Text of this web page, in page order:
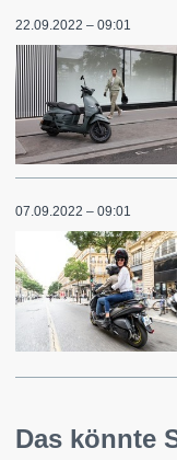
22.09.2022 – 09:01
07.09.2022 – 09:01
Das könnte